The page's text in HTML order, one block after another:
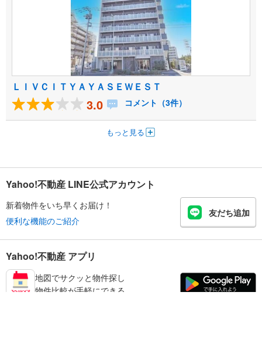
ＬＩＶＣＩＴＹＡＹＡＳＥＷＥＳＴ
3.0 コメント（3件）
もっと見る
Yahoo!不動産 LINE公式アカウント
新着物件をいち早くお届け！
便利な機能のご紹介
友だち追加
Yahoo!不動産 アプリ
地図でサクッと物件探し
物件比較が手軽にできる